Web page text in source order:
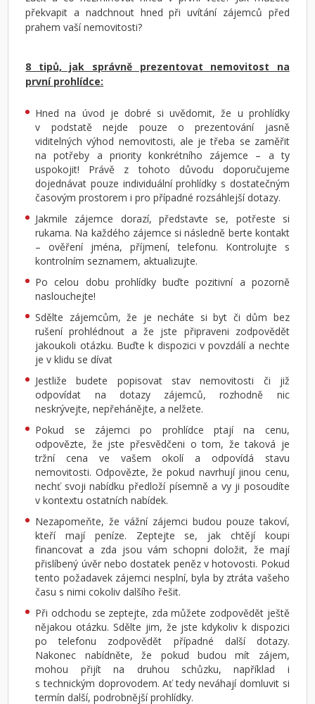
překvapit a nadchnout hned při uvítání zájemců před
prahem vaší nemovitosti?
8 tipů, jak správně prezentovat nemovitost na
první prohlídce:
Hned na úvod je dobré si uvědomit, že u prohlídky
v podstatě nejde pouze o prezentování jasně
viditelných výhod nemovitosti, ale je třeba se zaměřit
na potřeby a priority konkrétního zájemce – a ty
uspokojit! Právě z tohoto důvodu doporučujeme
dojednávat pouze individuální prohlídky s dostatečným
časovým prostorem i pro případné rozsáhlejší dotazy.
Jakmile zájemce dorazí, představte se, potřeste si
rukama. Na každého zájemce si následně berte kontakt
– ověření jména, příjmení, telefonu. Kontrolujte s
kontrolním seznamem, aktualizujte.
Po celou dobu prohlídky buďte pozitivní a pozorně
naslouchejte!
Sdělte zájemcům, že je necháte si byt či dům bez
rušení prohlédnout a že jste připraveni zodpovědět
jakoukoli otázku. Buďte k dispozici v povzdálí a nechte
je v klidu se dívat
Jestliže budete popisovat stav nemovitosti či již
odpovídat na dotazy zájemců, rozhodně nic
neskrývejte, nepřehánějte, a nelžete.
Pokud se zájemci po prohlídce ptají na cenu,
odpovězte, že jste přesvědčeni o tom, že taková je
tržní cena ve vašem okolí a odpovídá stavu
nemovitosti. Odpovězte, že pokud navrhují jinou cenu,
nechť svoji nabídku předloží písemně a vy ji posoudíte
v kontextu ostatních nabídek.
Nezapomeňte, že vážní zájemci budou pouze takoví,
kteří mají peníze. Zeptejte se, jak chtějí koupi
financovat a zda jsou vám schopni doložit, že mají
přislíbený úvěr nebo dostatek peněz v hotovosti. Pokud
tento požadavek zájemci nesplní, byla by ztráta vašeho
času s nimi cokoliv dalšího řešit.
Při odchodu se zeptejte, zda můžete zodpovědět ještě
nějakou otázku. Sdělte jim, že jste kdykoliv k dispozici
po telefonu zodpovědět případné další dotazy.
Nakonec nabídněte, že pokud budou mít zájem,
mohou přijít na druhou schůzku, například i
s technickým doprovodem. Ať tedy neváhají domluvit si
termín další, podrobnější prohlídky.